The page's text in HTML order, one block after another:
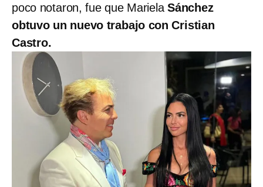
poco notaron, fue que MarielaSánchez
obtuvo un nuevo trabajo con Cristian
Castro.